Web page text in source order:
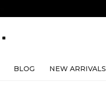
BLOG NEW ARRIVALS